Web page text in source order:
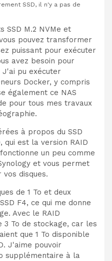
SSD, il n'y a pas de
SSD M.2 NVMe et
pouvez transformer
puissant pour exécuter
avez besoin pour
pu exécuter
Docker, y compris
également ce NAS
pour tous mes travaux
à propos du SSD
qui est la version RAID
un peu comme
et vous permet
disques.
de 1 To et deux
F4, ce qui me donne
Avec le RAID
3 To de stockage, car les
que 1 To disponible
J'aime pouvoir
supplémentaire à la